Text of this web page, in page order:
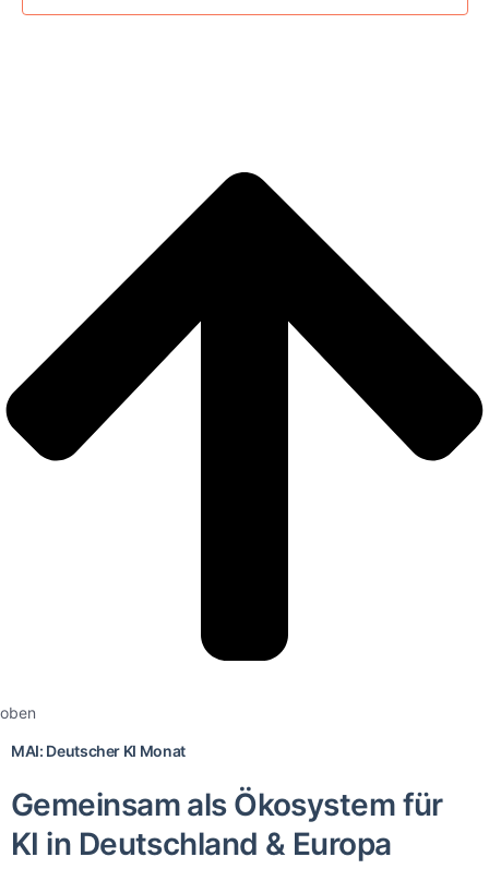
oben
MAI: Deutscher KI Monat
Gemeinsam als Ökosystem für
KI in Deutschland & Europa